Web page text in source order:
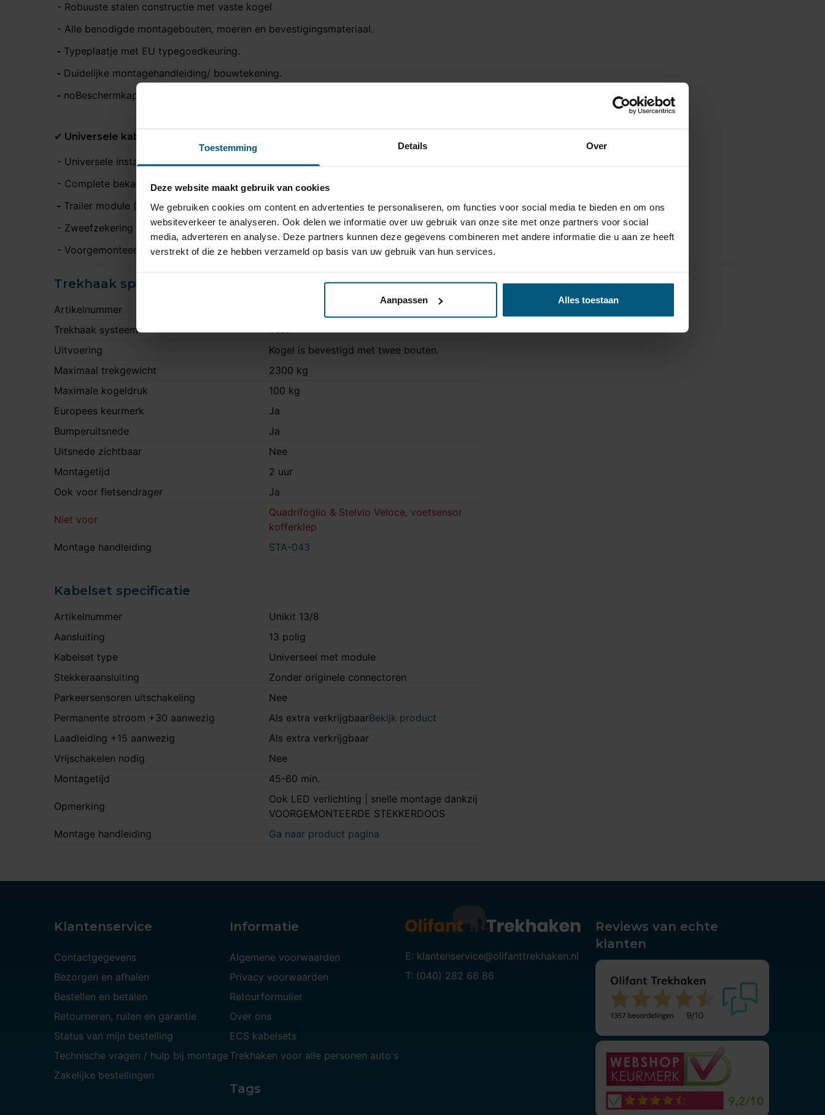
Toestemming Details Over
Deze website maakt gebruik van cookies
We gebruiken cookies om content en advertenties te personaliseren, om functies voor social media te bieden en om ons
websiteverkeer te analyseren. Ook delen we informatie over uw gebruik van onze site met onze partners voor social
media, adverteren en analyse. Deze partners kunnen deze gegevens combineren met andere informatie die u aan ze heeft
verstrekt of die ze hebben verzameld op basis van uw gebruik van hun services.
Aanpassen Alles toestaan
- Robuuste stalen constructie met vaste kogel
- Alle benodigde montagebouten, moeren en bevestigingsmateriaal.
- Typeplaatje met EU typegoedkeuring.
- Duidelijke montagehandleiding/ bouwtekening.
- noBeschermkap voor de kogelkop.
✔ Universele kabelset (13-polig)
- Universele installatiehandleiding
- Complete bekabeling
- Trailer module (voorkomt storingen in het CAN-bus systeem)
- Zweefzekering ter bescherming van de module
- Voorgemonteerde 13 polige stekkerdoos.
Trekhaak specificatie
Artikelnummer
Trekhaak systeem
Vast
Uitvoering
Kogel is bevestigd met twee bouten.
Maximaal trekgewicht
2300 kg
Maximale kogeldruk
100 kg
Europees keurmerk
Ja
Bumperuitsnede
Ja
Uitsnede zichtbaar
Nee
Montagetijd
2 uur
Ook voor fietsendrager
Ja
Niet voor
Quadrifoglio & Stelvio Veloce, voetsensor
kofferklep
Montage handleiding
STA-043
Kabelset specificatie
Artikelnummer
Unikit 13/8
Aansluiting
13 polig
Kabelset type
Universeel met module
Stekkeraansluiting
Zonder originele connectoren
Parkeersensoren uitschakeling
Nee
Permanente stroom +30 aanwezig
Als extra verkrijgbaarBekijk product
Laadleiding +15 aanwezig
Als extra verkrijgbaar
Vrijschakelen nodig
Nee
Montagetijd
45-60 min.
Opmerking
Ook LED verlichting | snelle montage dankzij
VOORGEMONTEERDE STEKKERDOOS
Montage handleiding
Ga naar product pagina
Klantenservice
Contactgegevens
Bezorgen en afhalen
Bestellen en betalen
Retourneren, ruilen en garantie
Status van mijn bestelling
Technische vragen / hulp bij montage
Zakelijke bestellingen
Informatie
Algemene voorwaarden
Privacy voorwaarden
Retourformulier
Over ons
ECS kabelsets
Trekhaken voor alle personen auto's
Tags
E: klantenservice@olifanttrekhaken.nl
T: (040) 282 66 86
Reviews van echte
klanten